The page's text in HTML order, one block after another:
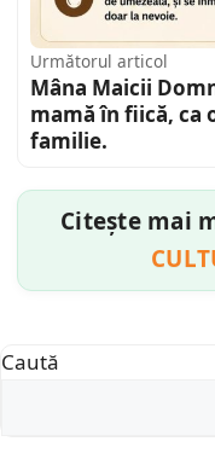
Următorul articol
Mâna Maicii
mamă în fiică, ca
familie.
Citește mai
Caută